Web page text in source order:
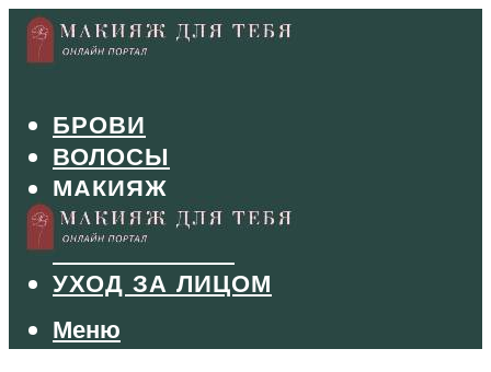
БРОВИ
ВОЛОСЫ
МАКИЯЖ
МАНИКЮР
ТУШЬ И ТЕНИ
УХОД ЗА ЛИЦОМ
Меню
Меню